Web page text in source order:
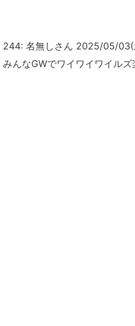
244: 名無しさん 2025/05/
みんなGWでワイワイワイル